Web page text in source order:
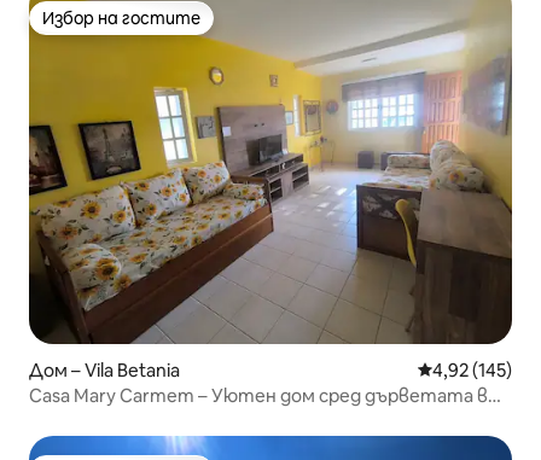
Избор на гостите
Избор на гостите
Дом – Vila Betania Средна
4,92 (145)
Casa Mary Carmem – Уютен дом сред дърветата във